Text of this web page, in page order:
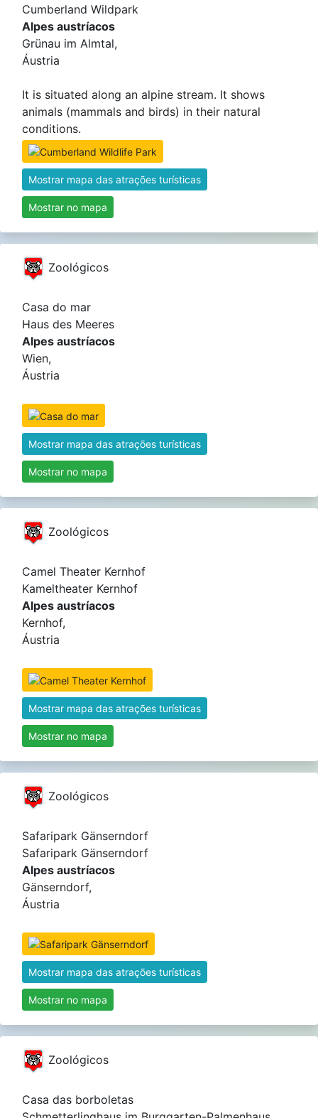
Cumberland Wildpark
Alpes austríacos
Grünau im Almtal,
Áustria
It is situated along an alpine stream. It shows
animals (mammals and birds) in their natural
conditions.
Mostrar mapa das atrações turísticas
Mostrar no mapa
Zoológicos
Casa do mar
Haus des Meeres
Alpes austríacos
Wien,
Áustria
Mostrar mapa das atrações turísticas
Mostrar no mapa
Zoológicos
Camel Theater Kernhof
Kameltheater Kernhof
Alpes austríacos
Kernhof,
Áustria
Mostrar mapa das atrações turísticas
Mostrar no mapa
Zoológicos
Safaripark Gänserndorf
Safaripark Gänserndorf
Alpes austríacos
Gänserndorf,
Áustria
Mostrar mapa das atrações turísticas
Mostrar no mapa
Zoológicos
Casa das borboletas